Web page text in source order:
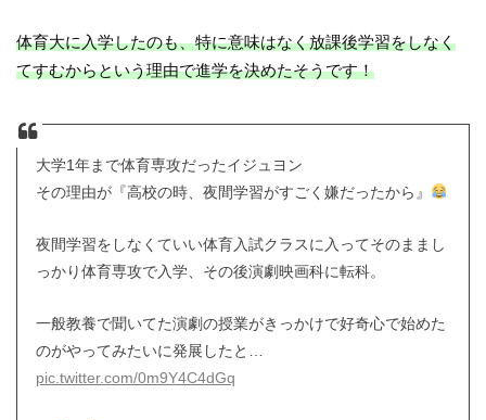
体育大に入学したのも、特に意味はなく放課後学習をしなく
てすむからという理由で進学を決めたそうです！
大学1年まで体育専攻だったイジュヨン
その理由が『高校の時、夜間学習がすごく嫌だったから』
夜間学習をしなくていい体育入試クラスに入ってそのままし
っかり体育専攻で入学、その後演劇映画科に転科。
一般教養で聞いてた演劇の授業がきっかけで好奇心で始めた
のがやってみたいに発展したと…
pic.twitter.com/0m9Y4C4dGq